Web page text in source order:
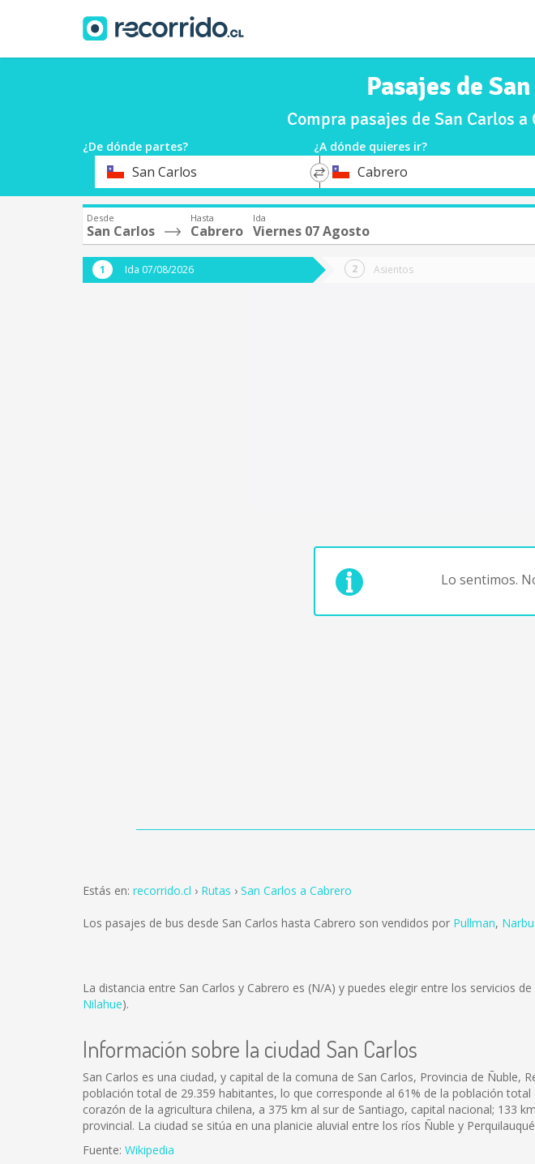
Pasajes de
Compra pasajes de San Carlos
¿De dónde partes? ¿A dónde quieres ir?
OrigenSan Carlos
*
DestinoCabrero
Desde
San Carlos
Hasta
Cabrero
Ida
Viernes 07 Agosto
Ida 07/08/2026 Asientos
Lo sentimos.
Estás en: recorrido.cl Rutas San Carlos a Cabrero
Los pasajes de bus desde San Carlos hasta Cabrero son vendidos por Pullman,
La distancia entre San Carlos y Cabrero es (N/A) y puedes elegir entre los servicios
Nilahue).
Información sobre la ciudad San Carlos
San Carlos es una ciudad, y capital de la comuna de San Carlos, Provincia de Ñuble,
población total de 29.359 habitantes, lo que corresponde al 61% de la población
corazón de la agricultura chilena, a 375 km al sur de Santiago, capital nacional; 133
provincial. La ciudad se sitúa en una planicie aluvial entre los ríos Ñuble y
Fuente: Wikipedia